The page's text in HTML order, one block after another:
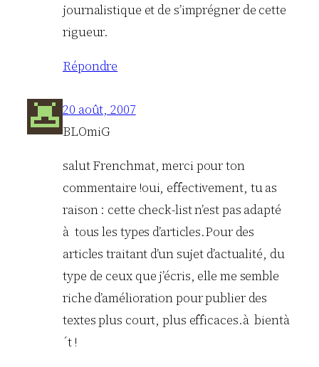
journalistique et de s’imprégner de cette
rigueur.
Répondre
20 août, 2007
BLOmiG
salut Frenchmat, merci pour ton
commentaire !oui, effectivement, tu as
raison : cette check-list n’est pas adapté
à tous les types d’articles.Pour des
articles traitant d’un sujet d’actualité, du
type de ceux que j’écris, elle me semble
riche d’amélioration pour publier des
textes plus court, plus efficaces.à bientà
´t !